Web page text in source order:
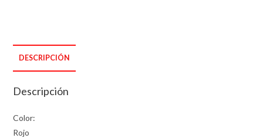
DESCRIPCIÓN
Descripción
Color:
Rojo